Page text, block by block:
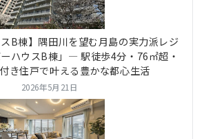
スB棟】隅田川を望む月島の実力派レジ
ハウスB棟」― 駅徒歩4分・76㎡超・
き住戸で叶える豊かな都心生活
2026年5月21日